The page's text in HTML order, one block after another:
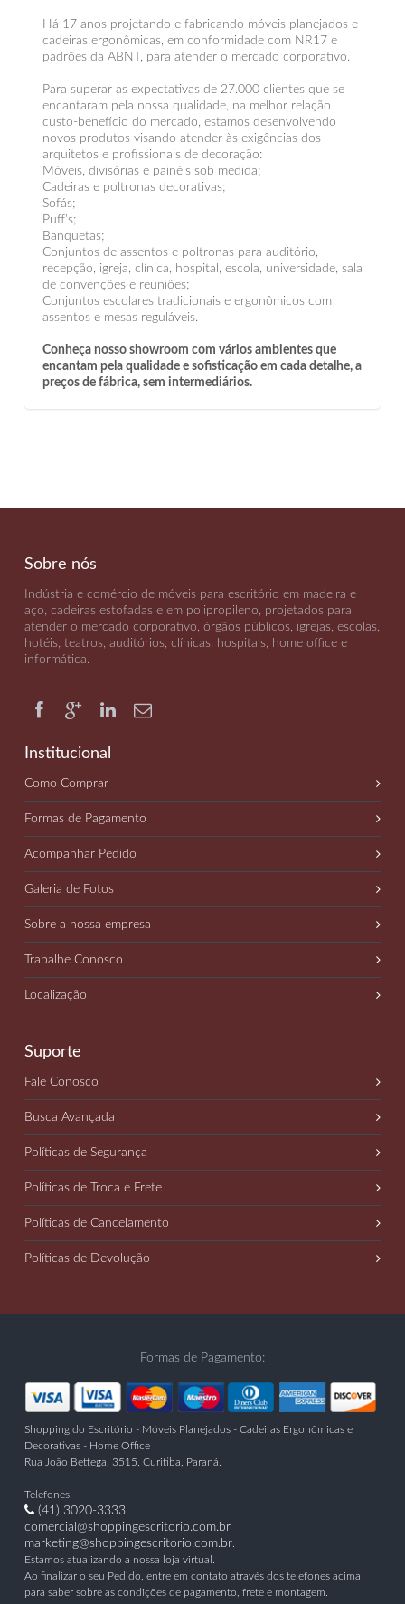
Há 17 anos projetando e fabricando móveis planejados e
cadeiras ergonômicas, em conformidade com NR17 e
padrões da ABNT, para atender o mercado corporativo.
Para superar as expectativas de 27.000 clientes que se
encantaram pela nossa qualidade, na melhor relação
custo-benefício do mercado, estamos desenvolvendo
novos produtos visando atender às exigências dos
arquitetos e profissionais de decoração:
Móveis, divisórias e painéis sob medida;
Cadeiras e poltronas decorativas;
Sofás;
Puff’s;
Banquetas;
Conjuntos de assentos e poltronas para auditório,
recepção, igreja, clínica, hospital, escola, universidade, sala
de convenções e reuniões;
Conjuntos escolares tradicionais e ergonômicos com
assentos e mesas reguláveis.
Conheça nosso showroom com vários ambientes que
encantam pela qualidade e sofisticação em cada detalhe, a
preços de fábrica, sem intermediários.
Sobre nós
Indústria e comércio de móveis para escritório em madeira e
aço, cadeiras estofadas e em polipropileno, projetados para
atender o mercado corporativo, órgãos públicos, igrejas, escolas,
hotéis, teatros, auditórios, clínicas, hospitais, home office e
informática.
Institucional
Como Comprar
Formas de Pagamento
Acompanhar Pedido
Galeria de Fotos
Sobre a nossa empresa
Trabalhe Conosco
Localização
Suporte
Fale Conosco
Busca Avançada
Políticas de Segurança
Políticas de Troca e Frete
Políticas de Cancelamento
Políticas de Devolução
Formas de Pagamento:
Shopping do Escritório - Móveis Planejados - Cadeiras Ergonômicas e
Decorativas - Home Office
Rua João Bettega, 3515 Curitiba Paraná
Telefones:
(41) 3020-3333
comercial@shoppingescritorio.com.br
marketing@shoppingescritorio.com.br.
Estamos atualizando a nossa loja virtual.
Ao finalizar o seu Pedido, entre em contato através dos telefones acima
para saber sobre as condições de pagamento, frete e montagem.